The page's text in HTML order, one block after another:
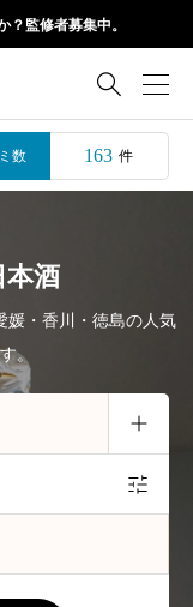
？監修者募集中。

数 163 件
酒
媛・香川・徳島の人気
。